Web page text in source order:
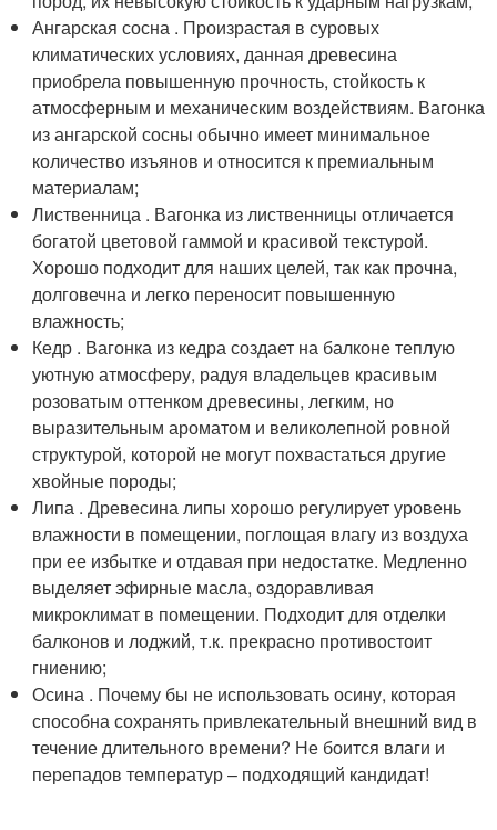
Ангарская сосна . Произрастая в суровых
климатических условиях, данная древесина
приобрела повышенную прочность, стойкость к
атмосферным и механическим воздействиям. Вагонка
из ангарской сосны обычно имеет минимальное
количество изъянов и относится к премиальным
материалам;
Лиственница . Вагонка из лиственницы отличается
богатой цветовой гаммой и красивой текстурой.
Хорошо подходит для наших целей, так как прочна,
долговечна и легко переносит повышенную
влажность;
Кедр . Вагонка из кедра создает на балконе теплую
уютную атмосферу, радуя владельцев красивым
розоватым оттенком древесины, легким, но
выразительным ароматом и великолепной ровной
структурой, которой не могут похвастаться другие
хвойные породы;
Липа . Древесина липы хорошо регулирует уровень
влажности в помещении, поглощая влагу из воздуха
при ее избытке и отдавая при недостатке. Медленно
выделяет эфирные масла, оздоравливая
микроклимат в помещении. Подходит для отделки
балконов и лоджий, т.к. прекрасно противостоит
гниению;
Осина . Почему бы не использовать осину, которая
способна сохранять привлекательный внешний вид в
течение длительного времени? Не боится влаги и
перепадов температур – подходящий кандидат!